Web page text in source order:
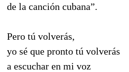
de la canción cubana”.
Pero tú volverás,
yo sé que pronto tú volverás
a escuchar en mi voz